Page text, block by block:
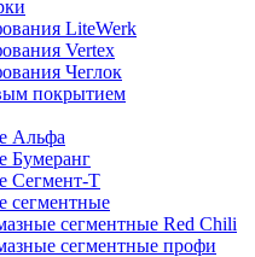
LiteWerk
Vertex
Чеглок
покрытием
Альфа
Бумеранг
Сегмент-Т
сегментные
сегментные Red Chili
сегментные профи